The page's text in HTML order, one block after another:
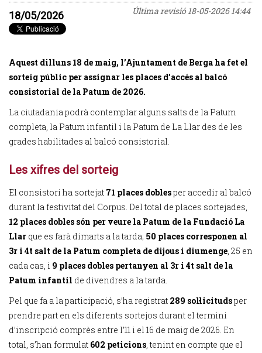
Última revisió18-05-2026 14:44
18/05/2026
Aquest dilluns 18 de maig, l’Ajuntament de Berga ha fet el
sorteig públic per assignar les places d’accés al balcó
consistorial de la Patum de 2026.
La ciutadania podrà contemplar alguns salts de la Patum
completa, la Patum infantil i la Patum de La Llar des de les
grades habilitades al balcó consistorial.
Les xifres del sorteig
El consistori ha sortejat 71 places doblesper accedir al balcó
durant la festivitat del Corpus. Del total de places sortejades,
12 places dobles són per veure la Patum de la Fundació La
Llar que es farà dimarts a la tarda; 50 places corresponen al
3r i 4t salt de la Patum completa de dijous i diumenge, 25 en
cada cas, i 9 places dobles pertanyen al 3r i 4t salt de la
Patum infantil de divendres a la tarda.
Pel que fa a la participació, s’ha registrat 289 sol·licitudsper
prendre part en els diferents sortejos durant el termini
d’inscripció comprès entre l’11 i el 16 de maig de 2026. En
total, s’han formulat 602 peticions, tenint en compte que el